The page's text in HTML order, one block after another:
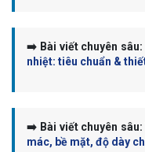
➡️ Bài viết chuyên sâu:
nhiệt: tiêu chuẩn &
➡️ Bài viết chuyên sâu:
mác, bề mặt, độ dày